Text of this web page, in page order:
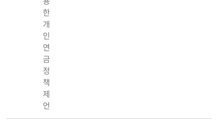
한
개
인
연
금
정
책
제
언